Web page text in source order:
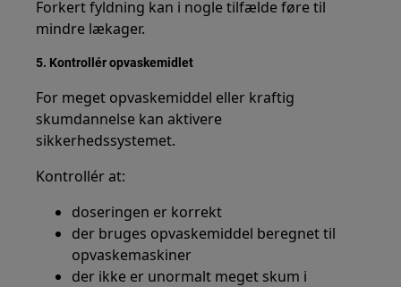
Forkert fyldning kan i nogle tilfælde føre til
mindre lækager.
5. Kontrollér opvaskemidlet
For meget opvaskemiddel eller kraftig
skumdannelse kan aktivere
sikkerhedssystemet.
Kontrollér at:
doseringen er korrekt
der bruges opvaskemiddel beregnet til
opvaskemaskiner
der ikke er unormalt meget skum i